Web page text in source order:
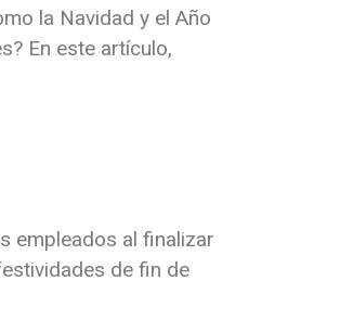
la Navidad y el Año
En este artículo,
empleados al finalizar
de fin de